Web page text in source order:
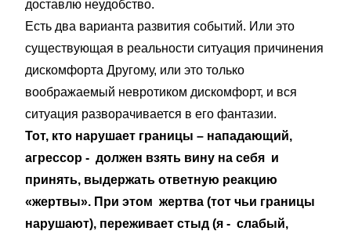
доставлю неудобство.
Есть два варианта развития событий. Или это
существующая в реальности ситуация причинения
дискомфорта Другому, или это только
воображаемый невротиком дискомфорт, и вся
ситуация разворачивается в его фантазии.
Тот, кто нарушает границы – нападающий,
агрессор - должен взять вину на себя и
принять, выдержать ответную реакцию
«жертвы». При этом жертва (тот чьи границы
нарушают), переживает стыд (я - слабый,